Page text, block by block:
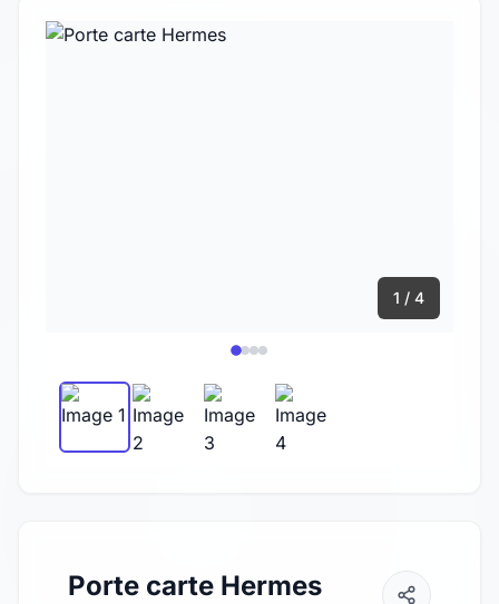
1 / 4
Porte carte Hermes